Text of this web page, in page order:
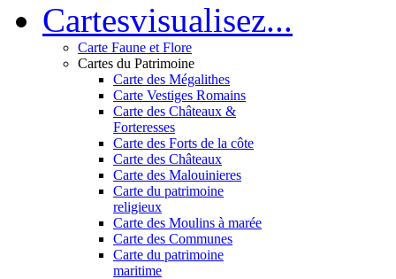
Cartesvisualisez...
Carte Faune et Flore
Cartes du Patrimoine
Carte des Mégalithes
Carte Vestiges Romains
Carte des Châteaux &
Forteresses
Carte des Forts de la côte
Carte des Châteaux
Carte des Malouinieres
Carte du patrimoine
religieux
Carte des Moulins à marée
Carte des Communes
Carte du patrimoine
maritime